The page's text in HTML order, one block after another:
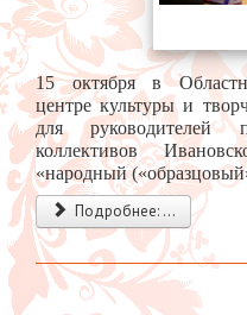
15 октября в
центре культуры и
для руководителей
коллективов
«народный
Подробнее: ...